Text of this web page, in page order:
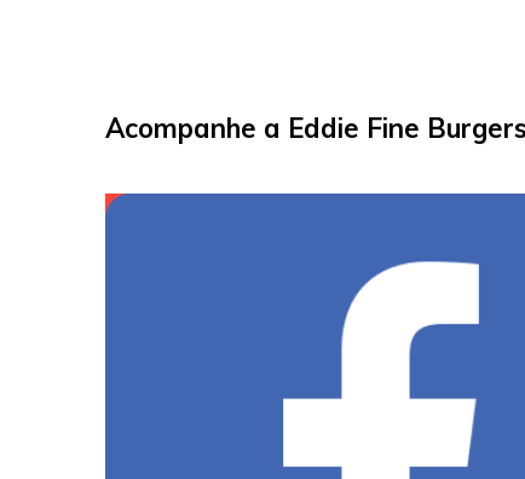
Acompanhe a Eddie Fine